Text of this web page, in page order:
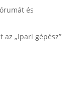
és
az „Ipari gépész”